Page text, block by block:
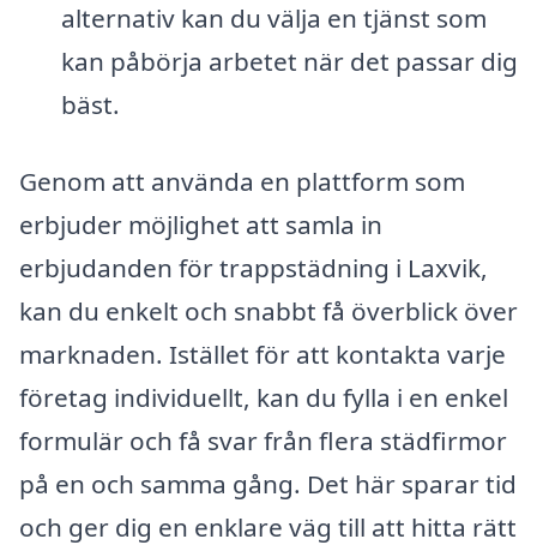
alternativ kan du välja en tjänst som
kan påbörja arbetet när det passar dig
bäst.
Genom att använda en plattform som
erbjuder möjlighet att samla in
erbjudanden för trappstädning i Laxvik,
kan du enkelt och snabbt få överblick över
marknaden. Istället för att kontakta varje
företag individuellt, kan du fylla i en enkel
formulär och få svar från flera städfirmor
på en och samma gång. Det här sparar tid
och ger dig en enklare väg till att hitta rätt